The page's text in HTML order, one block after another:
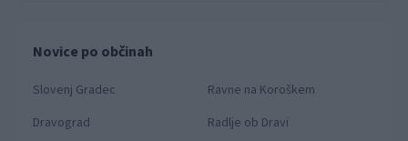
Novice po občinah
Slovenj Gradec
Ravne na Koroškem
Dravograd
Radlje ob Dravi